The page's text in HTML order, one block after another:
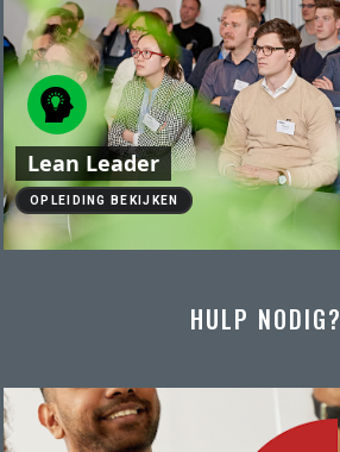
Lean Leader
OPLEIDING BEKIJKEN
HULP NODIG?